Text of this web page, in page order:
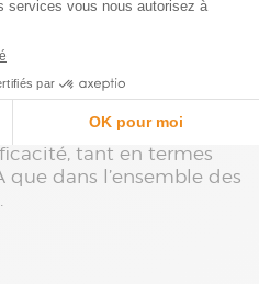
aient d’abord été
apparus
de la TVA.
Darwin Evolution
tant en termes
dans l’ensemble des